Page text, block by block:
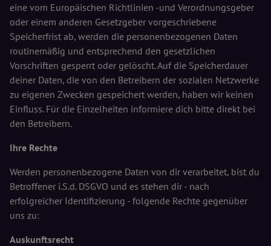
eine vom Europäischen Richtlinien -und Verordnungsgeber
oder einem anderen Gesetzgeber vorgeschriebene
Speicherfrist ab, werden die personenbezogenen Daten
routinemäßig und entsprechend den gesetzlichen
Vorschriften gesperrt oder gelöscht. Auf die Speicherdauer
deiner Daten, die von den Betreibern der sozialen Netzwerke
zu eigenen Zwecken gespeichert werden, haben wir keinen
Einfluss. Für die Einzelheiten informiere dich bitte direkt bei
den Betreibern.
Ihre Rechte
Werden personenbezogene Daten von dir verarbeitet, bist du
Betroffener i.S.d. DSGVO und es stehen dir - nach
erfolgreicher Identifizierung - folgende Rechte gegenüber
uns zu:
Auskunftsrecht